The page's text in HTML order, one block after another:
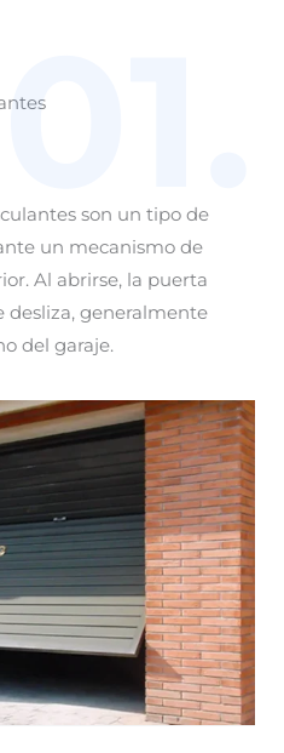
01.son un tipo de
un mecanismo de
Al abrirse, la puerta
desliza, generalmente
del garaje.